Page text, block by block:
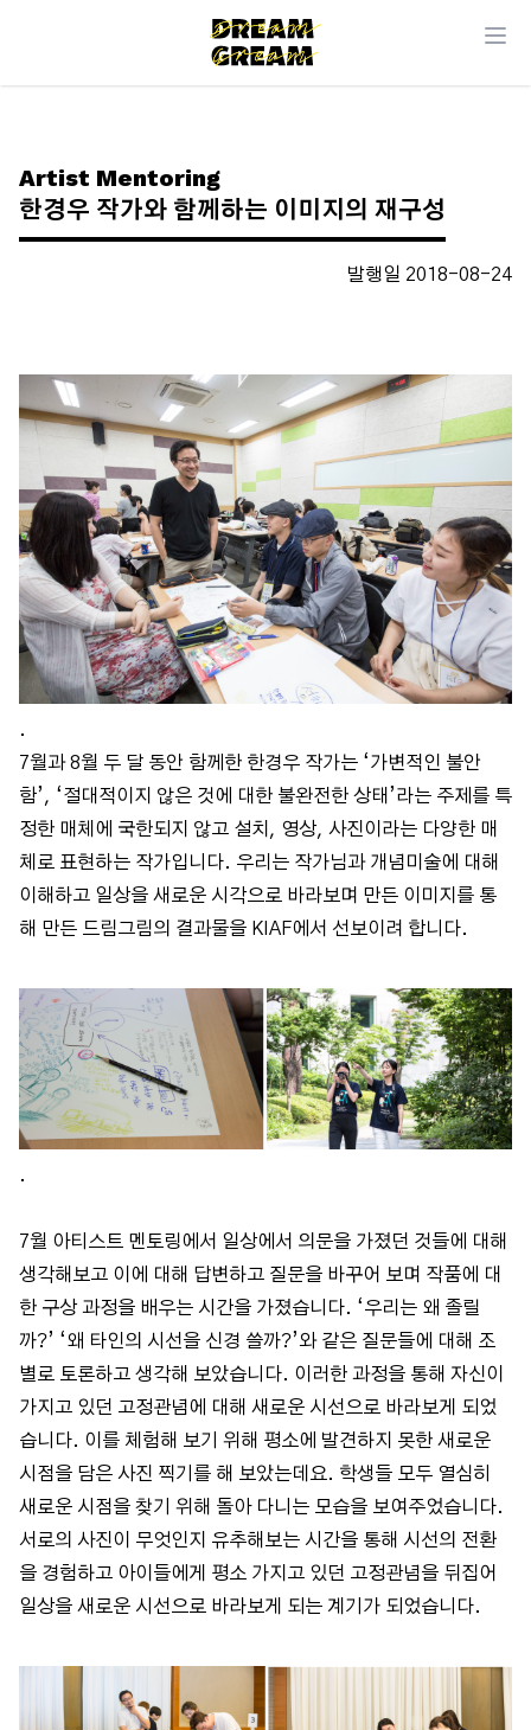
Artist Mentoring
한경우 작가와 함께하는 이미지의 재구성
발행일 2018-08-24
.
7월과 8월 두 달 동안 함께한 한경우 작가는 ‘가변적인 불안
함’, ‘절대적이지 않은 것에 대한 불완전한 상태’라는 주제를 특
정한 매체에 국한되지 않고 설치, 영상, 사진이라는 다양한 매
체로 표현하는 작가입니다. 우리는 작가님과 개념미술에 대해
이해하고 일상을 새로운 시각으로 바라보며 만든 이미지를 통
해 만든 드림그림의 결과물을 KIAF에서 선보이려 합니다.
.
7월 아티스트 멘토링에서 일상에서 의문을 가졌던 것들에 대해
생각해보고 이에 대해 답변하고 질문을 바꾸어 보며 작품에 대
한 구상 과정을 배우는 시간을 가졌습니다. ‘우리는 왜 졸릴
까?’ ‘왜 타인의 시선을 신경 쓸까?’와 같은 질문들에 대해 조
별로 토론하고 생각해 보았습니다. 이러한 과정을 통해 자신이
가지고 있던 고정관념에 대해 새로운 시선으로 바라보게 되었
습니다. 이를 체험해 보기 위해 평소에 발견하지 못한 새로운
시점을 담은 사진 찍기를 해 보았는데요. 학생들 모두 열심히
새로운 시점을 찾기 위해 돌아 다니는 모습을 보여주었습니다.
서로의 사진이 무엇인지 유추해보는 시간을 통해 시선의 전환
을 경험하고 아이들에게 평소 가지고 있던 고정관념을 뒤집어
일상을 새로운 시선으로 바라보게 되는 계기가 되었습니다.